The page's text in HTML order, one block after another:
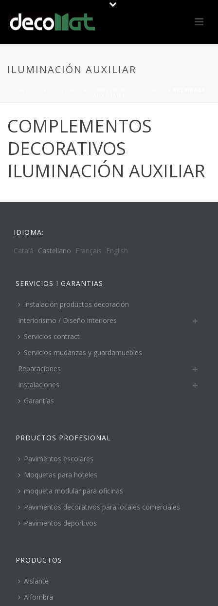
ILUMINACIÓN AUXILIAR
COMPLEMENTOS
DECORATIVOS
ILUMINACIÓN AUXILIAR
IDIOMA:
Català Castellano Français English
SERVICIOS I GARANTIAS
Instalación productos decoración
Interiorismo / Diseño interiores
Servicios contract
Servicios mudanzas y guardamuebles
Reparaciones
Instalaciones
Garantías
PRDUCTOS PROFESIONAL
Pavimentos escolares
Moquetas para hoteles
moqueta modular para oficinas
Pavimentos decorativos para locales comerciales
Pavimentos deportivos
PRODUCTOS
Aislante
Alfombra